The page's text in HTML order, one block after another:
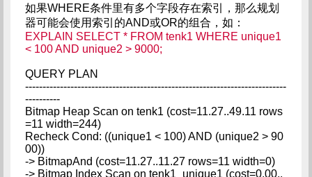
如果WHERE条件里有多个字段存在索引，那么规划
器可能会使用索引的AND或OR的组合，如：
EXPLAIN SELECT * FROM tenk1 WHERE unique1
< 100 AND unique2 > 9000;
QUERY PLAN
---------------------------------------------------------------------------
----------
Bitmap Heap Scan on tenk1 (cost=11.27..49.11 rows
=11 width=244)
Recheck Cond: ((unique1 < 100) AND (unique2 > 90
00))
-> BitmapAnd (cost=11.27..11.27 rows=11 width=0)
-> Bitmap Index Scan on tenk1_unique1 (cost=0.00..